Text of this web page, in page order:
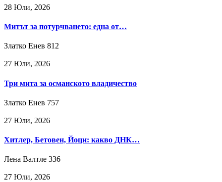
28 Юли, 2026
Митът за потурчването: една от…
Златко Енев 812
27 Юли, 2026
Три мита за османското владичество
Златко Енев 757
27 Юли, 2026
Хитлер, Бетовен, Йоци: какво ДНК…
Лена Валтле 336
27 Юли, 2026